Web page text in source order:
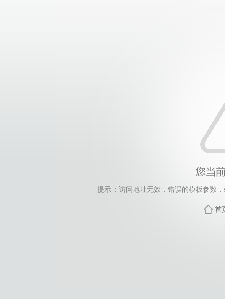
提示：访问地址无效，错误的模板参数
首